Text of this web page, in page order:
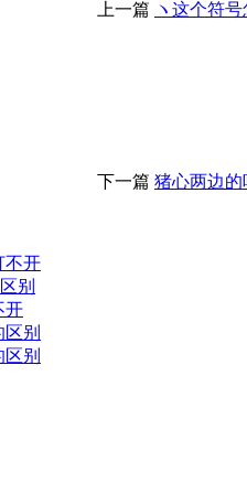
上一篇 ヽ这个符
下一篇 猪心两边
不开
别
开
别
别